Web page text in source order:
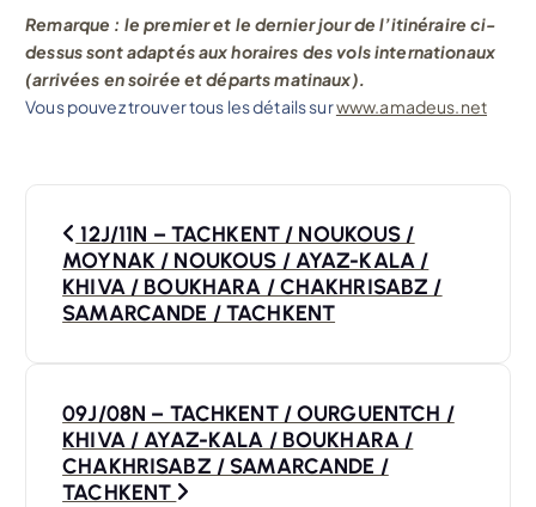
Remarque : le premier et le dernier jour de l’itinéraire ci-
dessus sont adaptés aux horaires des vols internationaux
(arrivées en soirée et départs matinaux).
Vous pouvez trouver tous les détails surwww.amadeus.net
12J/11N – TACHKENT / NOUKOUS /
MOYNAK / NOUKOUS / AYAZ-KALA /
KHIVA / BOUKHARA / CHAKHRISABZ /
SAMARCANDE / TACHKENT
09J/08N – TACHKENT / OURGUENTCH /
KHIVA / AYAZ-KALA / BOUKHARA /
CHAKHRISABZ / SAMARCANDE /
TACHKENT